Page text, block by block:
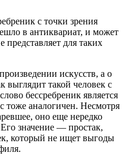
с точки зрения
в антиквариат, и может
представляет для таких
искусств, а о
выглядит такой человек с
бессребреник является
тоже аналогичен. Несмотря
оно еще нередко
значение — простак,
который не ищет выгоды